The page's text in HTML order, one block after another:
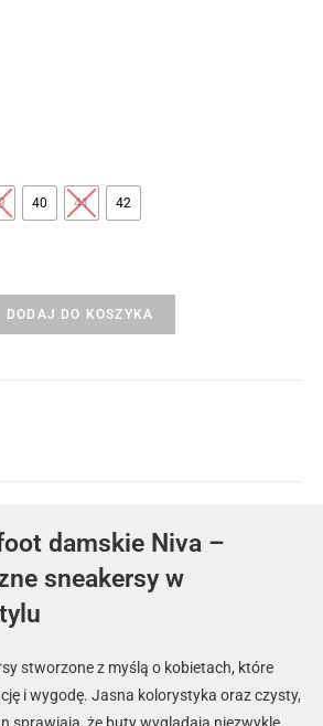
40 41 42
DODAJ DO KOSZYKA
damskie Niva –
sneakersy w
stworzone z myślą o kobietach, które
i wygodę. Jasna kolorystyka oraz czysty,
sprawiają, że buty wyglądają niezwykle